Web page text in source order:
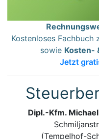
Kostenloses Fachbuch
sowie Kosten-
Jetzt
Dipl.-Kfm.
(Tempelhof-